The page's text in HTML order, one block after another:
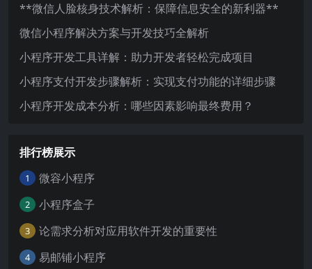
**微信人脸核身技术解析：保障信息安全的新利器**
微信小程序解决方案与开发技巧全解析
小程序开发工具详解：助力开发者轻松完成项目
小程序支付开发步骤解析：实现支付功能的详细步骤
小程序开发成本分析：哪些因素影响最终费用？
排行榜展示
1 微容小程序
2 小程序盒子
3 论需求分析对应用软件开发的重要性
4 易邮铺小程序